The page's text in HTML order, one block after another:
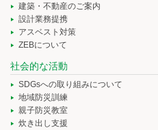
建築・不動産のご案内
設計業務提携
アスベスト対策
ZEBについて
社会的な活動
SDGsへの取り組みについて
地域防災訓練
親子防災教室
炊き出し支援